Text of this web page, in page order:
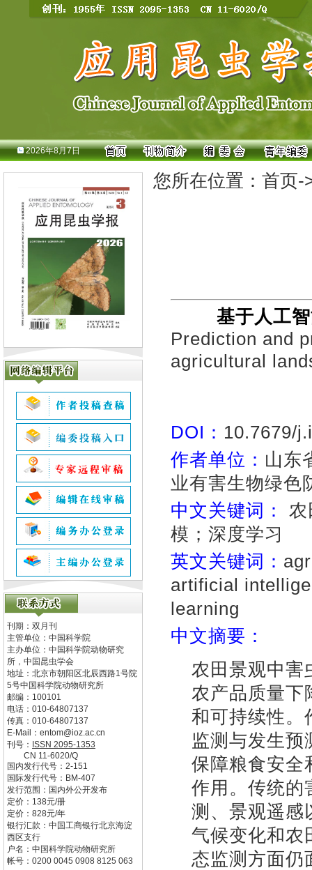
2026年8月7日
刊期：双月刊
主管单位： 中国科学院
主办单位： 中国科学院动物研究
所，中国昆虫学会
地址： 北京市朝阳区北辰西路1号院
5号中国科学院动物研究所
邮编： 100101
电话： 010-64807137
传真： 010-64807137
E-Mail： entom@ioz.ac.cn
刊号： ISSN 2095-1353
CN 11-6020/Q
国内发行代号： 2-151
国际发行代号： BM-407
发行范围：国内外公开发布
定价： 138元/册
定价： 828元/年
银行汇款：中国工商银行北京海淀
西区支行
户名：中国科学院动物研究所
帐号：0200 0045 0908 8125 063
您所在位置： 首页-
基于人工
Prediction and
agricultural
DOI： 10.7679/
作者单位： 山东
业有害生物绿色
中文关键词：
农
模；深度学习
英文关键词：
artificial
learning
中文摘要：
农田景观中害
农产品质量下
和可持续性。
监测与发生
保障粮食安全
作用。传统的
测、景观遥感
气候变化和农
态监测方面仍